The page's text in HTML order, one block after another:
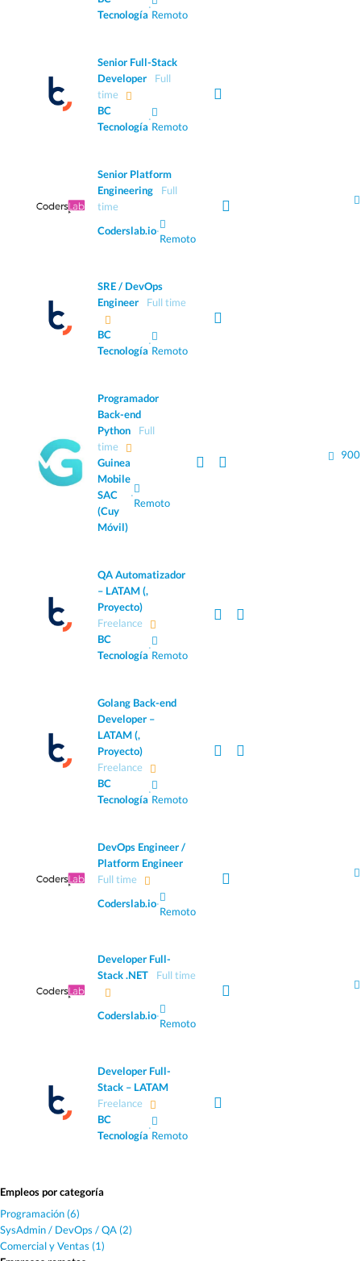
Tecnología
·
Remoto
Senior Full-Stack
Developer
Full
time
BC
Tecnología
·
Remoto
Senior Platform
Engineering
Full
time
Coderslab.io·
Remoto
SRE / DevOps
Engineer
Full time
BC
Tecnología
·
Remoto
Programador
Back-end
Python
Full
time
Guinea
Mobile
SAC
(Cuy
Móvil)
·
Remoto
QA Automatizador
– LATAM (,
Proyecto)
Freelance
BC
Tecnología
·
Remoto
Golang Back-end
Developer –
LATAM (,
Proyecto)
Freelance
BC
Tecnología
·
Remoto
DevOps Engineer /
Platform Engineer
Full time
Coderslab.io·
Remoto
Developer Full-
Stack .NET
Full time
Coderslab.io·
Remoto
Developer Full-
Stack – LATAM
Freelance
BC
Tecnología
·
Remoto
Empleos por categoría
Programación (6)
SysAdmin / DevOps / QA (2)
Comercial y Ventas (1)